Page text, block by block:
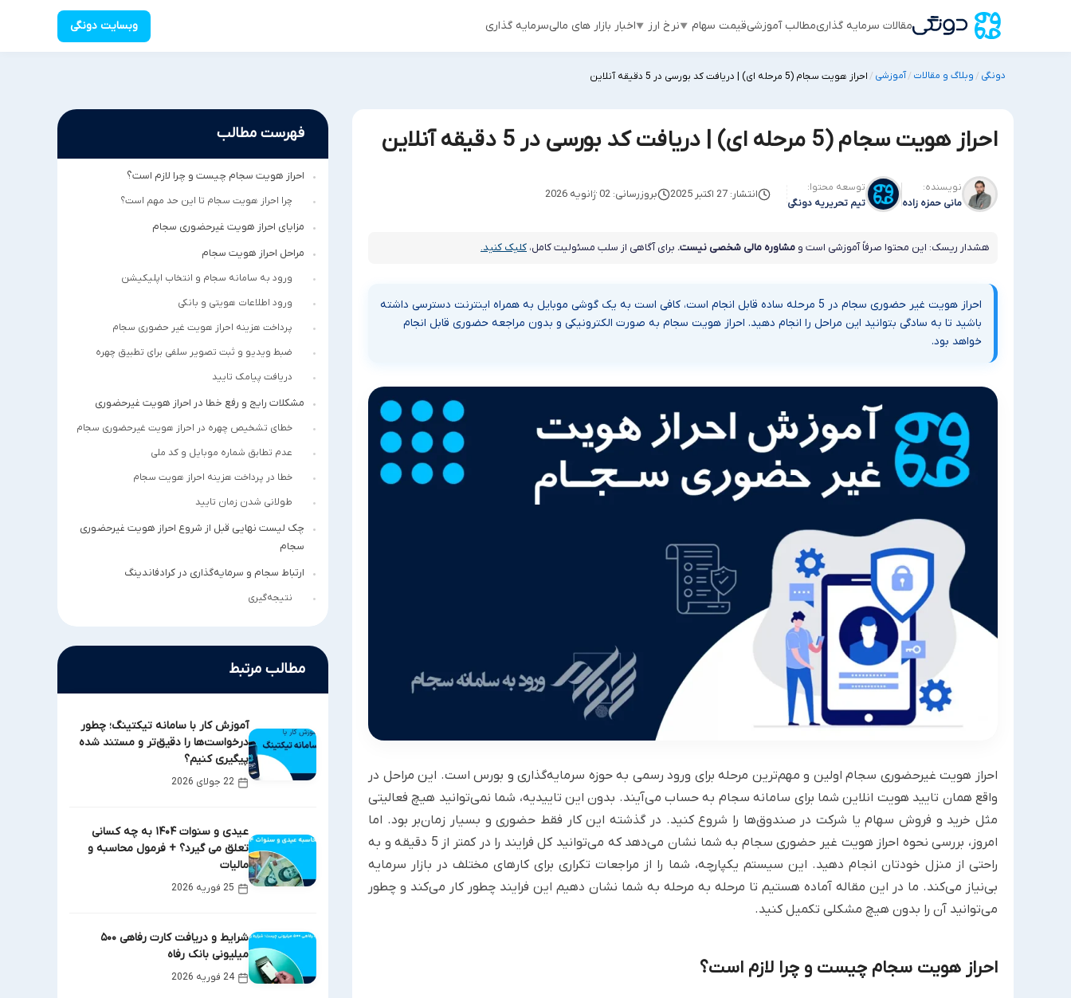
مقالات سرمایه گذاریمطالب آموزشیقیمت سهام نرخ ارز اخبار بازار های مالیسرمایه گذاری وبسایت دونگی
دونگی /وبلاگ و مقالات /آموزشی /احراز هویت سجام (5 مرحله ای) | دریافت کد بورسی در 5 دقیقه آنلاین
احراز هویت سجام (5 مرحله ای) | دریافت کد بورسی در 5 دقیقه آنلاین
نویسنده:
مانی حمزه زاده
توسعه محتوا:
تیم تحریریه دونگی
انتشار: 27 اکتبر 2025 بروزرسانی: 02 ژانویه 2026
هشدار ریسک: این محتوا صرفاً آموزشی است و مشاوره مالی شخصی نیست. برای آگاهی از سلب مسئولیت کامل، کلیک کنید.
احراز هویت غیر حضوری سجام در 5 مرحله ساده قابل انجام است، کافی است به یک گوشی موبایل به همراه اینترنت دسترسی داشته
باشید تا به سادگی بتوانید این مراحل را انجام دهید. احراز هویت سجام به صورت الکترونیکی و بدون مراجعه حضوری قابل انجام
خواهد بود.
احراز هویت غیرحضوری سجام اولین و مهم‌ترین مرحله برای ورود رسمی به حوزه سرمایه‌گذاری و بورس است. این مراحل در
واقع همان تایید هویت انلاین شما برای سامانه سجام به حساب می‌آیند. بدون این تاییدیه، شما نمی‌توانید هیچ فعالیتی
مثل خرید و فروش سهام یا شرکت در صندوق‌ها را شروع کنید. در گذشته این کار فقط حضوری و بسیار زمان‌بر بود. اما
امروز، بررسی نحوه احراز هویت غیر حضوری سجام به شما نشان می‌دهد که می‌توانید کل فرایند را در کمتر از 5 دقیقه و به
راحتی از منزل خودتان انجام دهید. این سیستم یکپارچه، شما را از مراجعات تکراری برای کارهای مختلف در بازار سرمایه
بی‌نیاز می‌کند. ما در این مقاله آماده هستیم تا مرحله به مرحله به شما نشان دهیم این فرایند چطور کار می‌کند و چطور
می‌توانید آن را بدون هیچ مشکلی تکمیل کنید.
احراز هویت سجام چیست و چرا لازم است؟
فهرست مطالب
احراز هویت سجام چیست و چرا لازم است؟
چرا احراز هویت سجام تا این حد مهم است؟
مزایای احراز هویت غیرحضوری سجام
مراحل احراز هویت سجام
ورود به سامانه سجام و انتخاب اپلیکیشن
ورود اطلاعات هویتی و بانکی
پرداخت هزینه احراز هویت غیر حضوری سجام
ضبط ویدیو و ثبت تصویر سلفی برای تطبیق چهره
دریافت پیامک تایید
مشکلات رایج و رفع خطا در احراز هویت غیرحضوری
خطای تشخیص چهره در احراز هویت غیرحضوری سجام
عدم تطابق شماره موبایل و کد ملی
خطا در پرداخت هزینه احراز هویت سجام
طولانی شدن زمان تایید
چک لیست نهایی قبل از شروع احراز هویت غیرحضوری
سجام
ارتباط سجام و سرمایه‌گذاری در کرادفاندینگ
نتیجه‌گیری
مطالب مرتبط
آموزش کار با سامانه تیکتینگ؛ چطور
درخواست‌ها را دقیق‌تر و مستند شده
پیگیری کنیم؟
22 جولای 2026
عیدی و سنوات ۱۴۰۴ به چه کسانی
تعلق می گیرد؟ + فرمول محاسبه و
مالیات
25 فوریه 2026
شرایط و دریافت کارت رفاهی ۵۰۰
میلیونی بانک رفاه
24 فوریه 2026